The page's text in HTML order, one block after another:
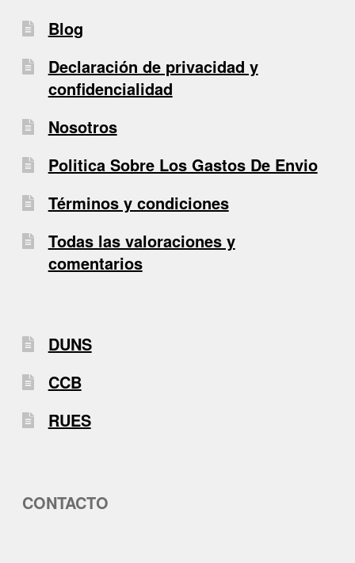
Blog
Declaración de privacidad y
confidencialidad
Nosotros
Politica Sobre Los Gastos De Envio
Términos y condiciones
Todas las valoraciones y
comentarios
DUNS
CCB
RUES
CONTACTO